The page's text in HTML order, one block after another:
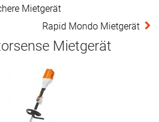
Mietgerät
Rapid Mondo Mietgerät
Mietgerät